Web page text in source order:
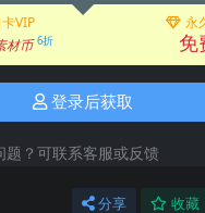
卡VIP
材币 6折
永
免
登录后获取
？可联系客服或反馈
分享 收藏